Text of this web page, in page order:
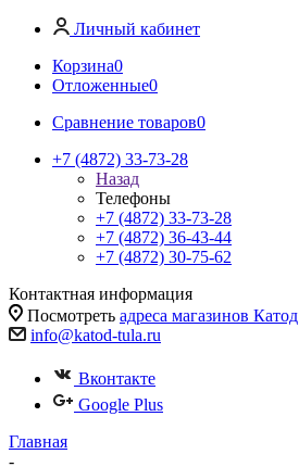
Личный кабинет
Корзина0
Отложенные0
Сравнение товаров0
+7 (4872) 33-73-28
Назад
Телефоны
+7 (4872) 33-73-28
+7 (4872) 36-43-44
+7 (4872) 30-75-62
Контактная информация
Посмотреть адреса магазинов Катод
info@katod-tula.ru
Вконтакте
Google Plus
Главная
-